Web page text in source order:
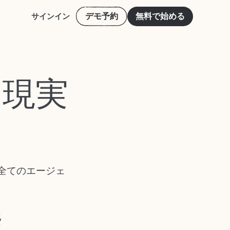
サインイン デモ予約 無料で始める
実
てのエージェ